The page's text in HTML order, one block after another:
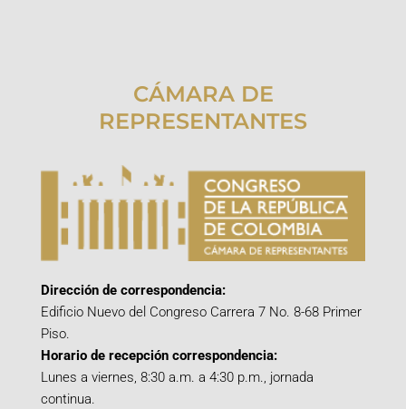
CÁMARA DE
REPRESENTANTES
Dirección de correspondencia:
Edificio Nuevo del Congreso Carrera 7 No. 8-68 Primer
Piso.
Horario de recepción correspondencia:
Lunes a viernes, 8:30 a.m. a 4:30 p.m., jornada
continua.